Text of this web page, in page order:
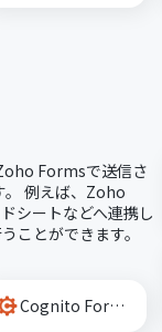
Formsで送信さ
。 例えば、Zoho
シートなどへ連携し
ことができます。
Cognito Forms